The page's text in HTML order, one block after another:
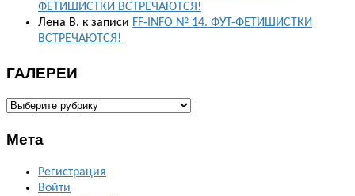
ФЕТИШИСТКИ ВСТРЕЧАЮТСЯ!
Лена В. к записи FF-INFO № 14. ФУТ-ФЕТИШИСТКИ
ВСТРЕЧАЮТСЯ!
ГАЛЕРЕИ
ГАЛЕРЕИ
Мета
Регистрация
Войти